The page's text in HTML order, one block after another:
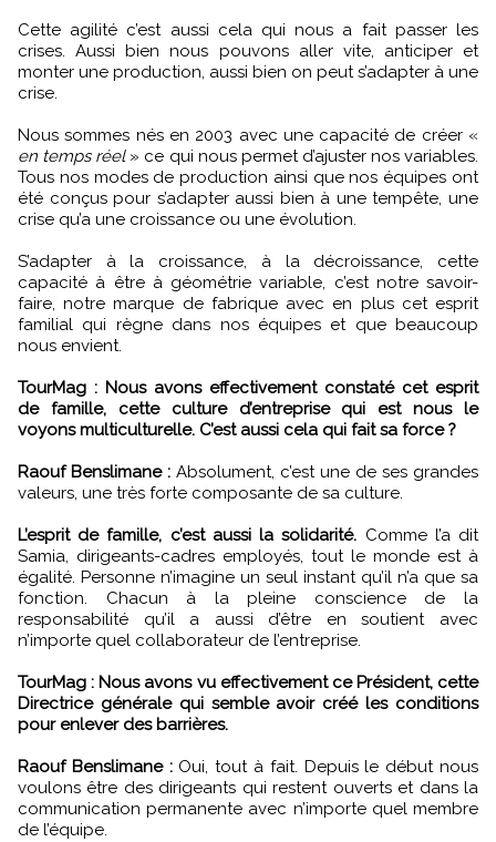
Cette agilité c’est aussi cela qui nous a fait passer les
crises. Aussi bien nous pouvons aller vite, anticiper et
monter une production, aussi bien on peut s’adapter à une
crise.
Nous sommes nés en 2003 avec une capacité de créer «
en temps réel» ce qui nous permet d’ajuster nos variables.
Tous nos modes de production ainsi que nos équipes ont
été conçus pour s’adapter aussi bien à une tempête, une
crise qu’a une croissance ou une évolution.
S’adapter à la croissance, à la décroissance, cette
capacité à être à géométrie variable, c’est notre savoir-
faire, notre marque de fabrique avec en plus cet esprit
familial qui règne dans nos équipes et que beaucoup
nous envient.
TourMag : Nous avons effectivement constaté cet esprit
de famille, cette culture d’entreprise qui est nous le
voyons multiculturelle. C’est aussi cela qui fait sa force ?
Raouf Benslimane : Absolument, c’est une de ses grandes
valeurs, une très forte composante de sa culture.
L’esprit de famille, c’est aussi la solidarité. Comme l’a dit
Samia, dirigeants-cadres employés, tout le monde est à
égalité. Personne n’imagine un seul instant qu’il n’a que sa
fonction. Chacun à la pleine conscience de la
responsabilité qu’il a aussi d’être en soutient avec
n’importe quel collaborateur de l’entreprise.
TourMag : Nous avons vu effectivement ce Président, cette
Directrice générale qui semble avoir créé les conditions
pour enlever des barrières.
Raouf Benslimane : Oui, tout à fait. Depuis le début nous
voulons être des dirigeants qui restent ouverts et dans la
communication permanente avec n’importe quel membre
de l’équipe.